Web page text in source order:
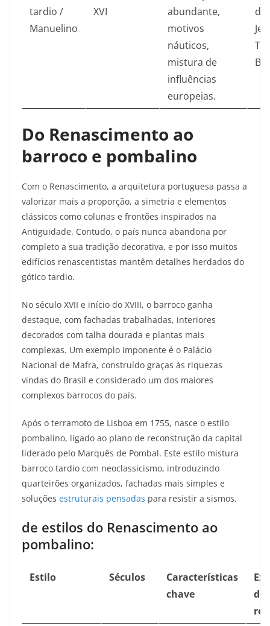
tardio /
Manuelino
XVI
abundante,
motivos
náuticos,
mistura de
influências
europeias.​
Do Renascimento ao
barroco e pombalino
Com o Renascimento, a arquitetura portuguesa passa a
valorizar mais a proporção, a simetria e elementos
clássicos como colunas e frontões inspirados na
Antiguidade. Contudo, o país nunca abandona por
completo a sua tradição decorativa, e por isso muitos
edifícios renascentistas mantêm detalhes herdados do
gótico tardio.​
No século XVII e início do XVIII, o barroco ganha
destaque, com fachadas trabalhadas, interiores
decorados com talha dourada e plantas mais
complexas. Um exemplo imponente é o Palácio
Nacional de Mafra, construído graças às riquezas
vindas do Brasil e considerado um dos maiores
complexos barrocos do país.​
Após o terramoto de Lisboa em 1755, nasce o estilo
pombalino, ligado ao plano de reconstrução da capital
liderado pelo Marquês de Pombal. Este estilo mistura
barroco tardio com neoclassicismo, introduzindo
quarteirões organizados, fachadas mais simples e
soluções estruturais pensadas para resistir a sismos.​
de estilos do Renascimento ao
pombalino:
Estilo Séculos
Características
chave
de